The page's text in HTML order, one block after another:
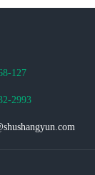
127
2993